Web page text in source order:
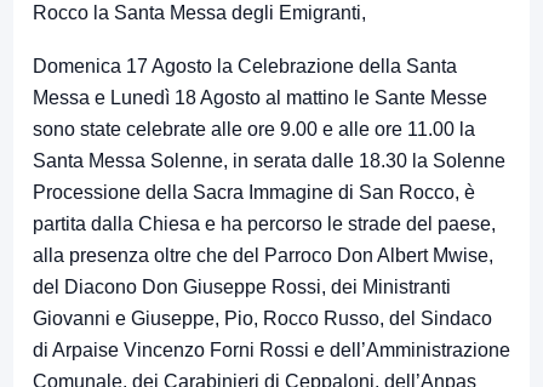
Rocco la Santa Messa degli Emigranti,
Domenica 17 Agosto la Celebrazione della Santa
Messa e Lunedì 18 Agosto al mattino le Sante Messe
sono state celebrate alle ore 9.00 e alle ore 11.00 la
Santa Messa Solenne, in serata dalle 18.30 la Solenne
Processione della Sacra Immagine di San Rocco, è
partita dalla Chiesa e ha percorso le strade del paese,
alla presenza oltre che del Parroco Don Albert Mwise,
del Diacono Don Giuseppe Rossi, dei Ministranti
Giovanni e Giuseppe, Pio, Rocco Russo, del Sindaco
di Arpaise Vincenzo Forni Rossi e dell’Amministrazione
Comunale, dei Carabinieri di Ceppaloni, dell’Anpas